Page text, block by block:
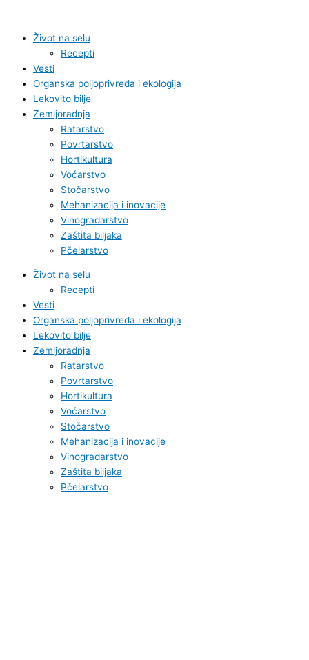
sadržajŽivot na selu
Recepti
Vesti
Organska poljoprivreda i ekologija
Lekovito bilje
Zemljoradnja
Ratarstvo
Povrtarstvo
Hortikultura
Voćarstvo
Stočarstvo
Mehanizacija i inovacije
Vinogradarstvo
Zaštita biljaka
Pčelarstvo
Život na selu
Recepti
Vesti
Organska poljoprivreda i ekologija
Lekovito bilje
Zemljoradnja
Ratarstvo
Povrtarstvo
Hortikultura
Voćarstvo
Stočarstvo
Mehanizacija i inovacije
Vinogradarstvo
Zaštita biljaka
Pčelarstvo